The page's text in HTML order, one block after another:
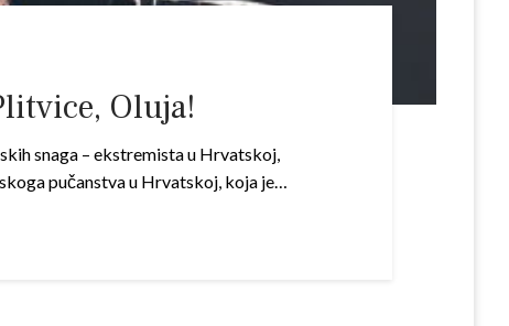
Oluja!
snaga – ekstremista u Hrvatskoj,
pučanstva u Hrvatskoj, koja je…